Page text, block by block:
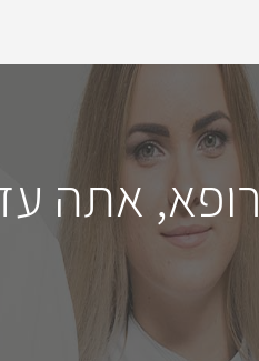
רופא, אתה